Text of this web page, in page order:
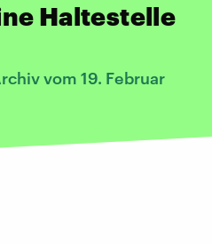
Haltestelle
vom 19. Februar